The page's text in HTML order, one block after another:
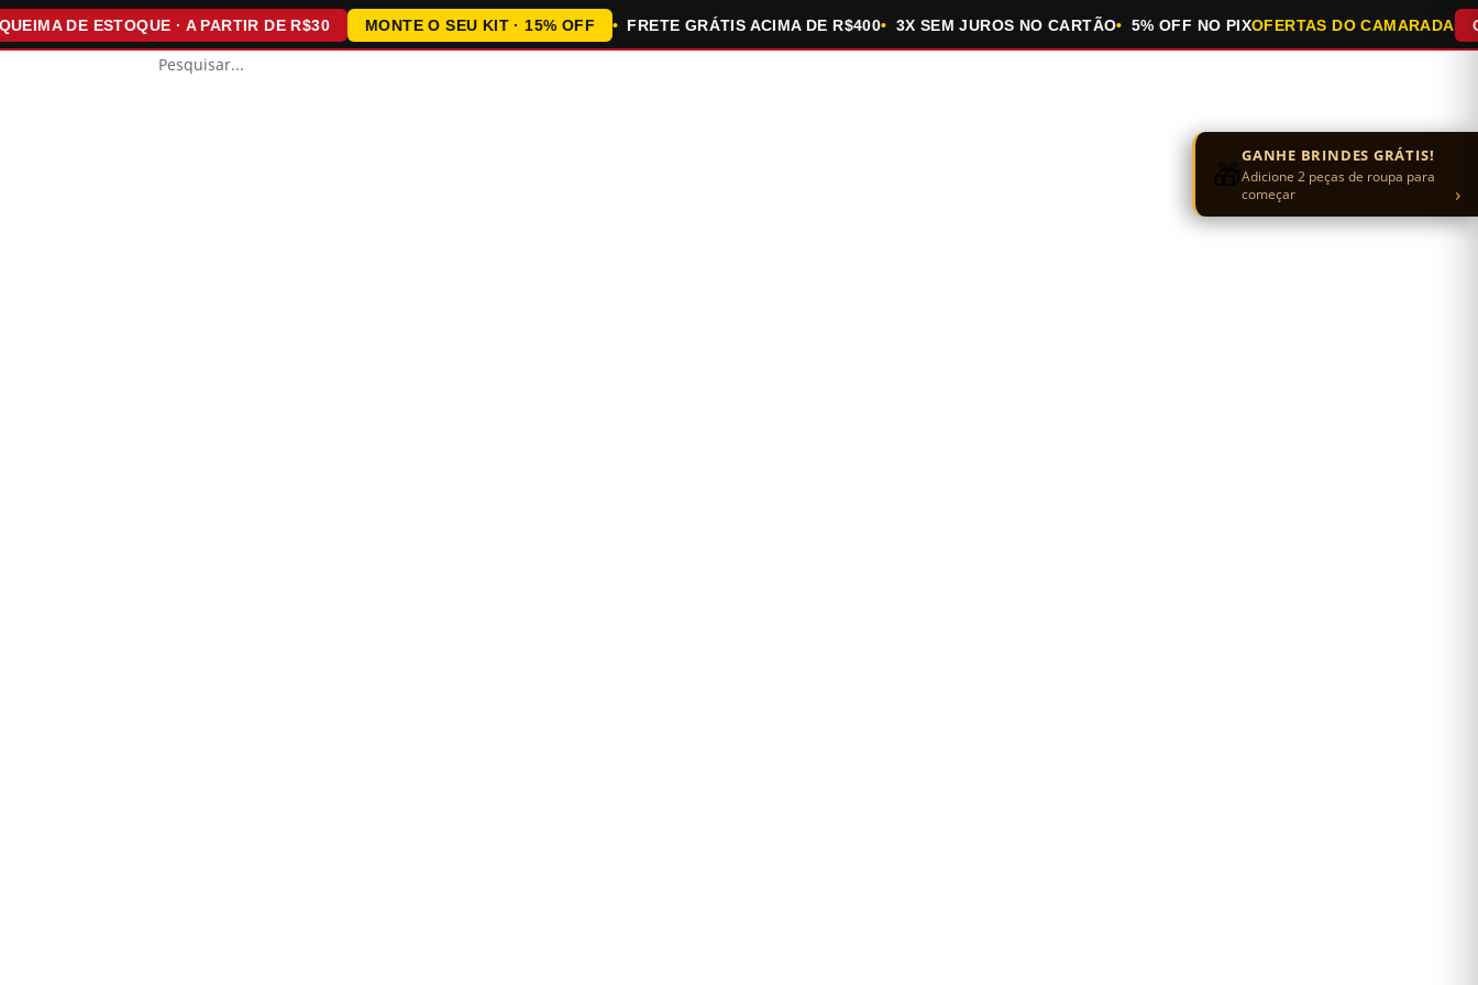
DE ESTOQUE · A PARTIR DE R$30 MONTE O SEU KIT · 15% OFF FRETE GRÁTIS ACIMA DE R$400 3X SEM JUROS NO CARTÃO 5% OFF NO PIXOFERTAS DO CAMARADA
🎁GANHE BRINDES GRÁTIS!
Adicione 2 peças de roupa para
começar
›